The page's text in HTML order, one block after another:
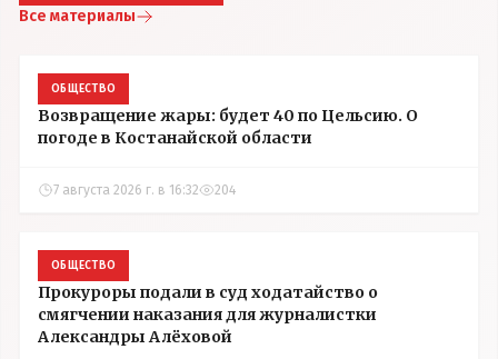
Все материалы
ОБЩЕСТВО
Возвращение жары: будет 40 по Цельсию. О
погоде в Костанайской области
7 августа 2026 г. в 16:32 204
ОБЩЕСТВО
Прокуроры подали в суд ходатайство о
смягчении наказания для журналистки
Александры Алёховой